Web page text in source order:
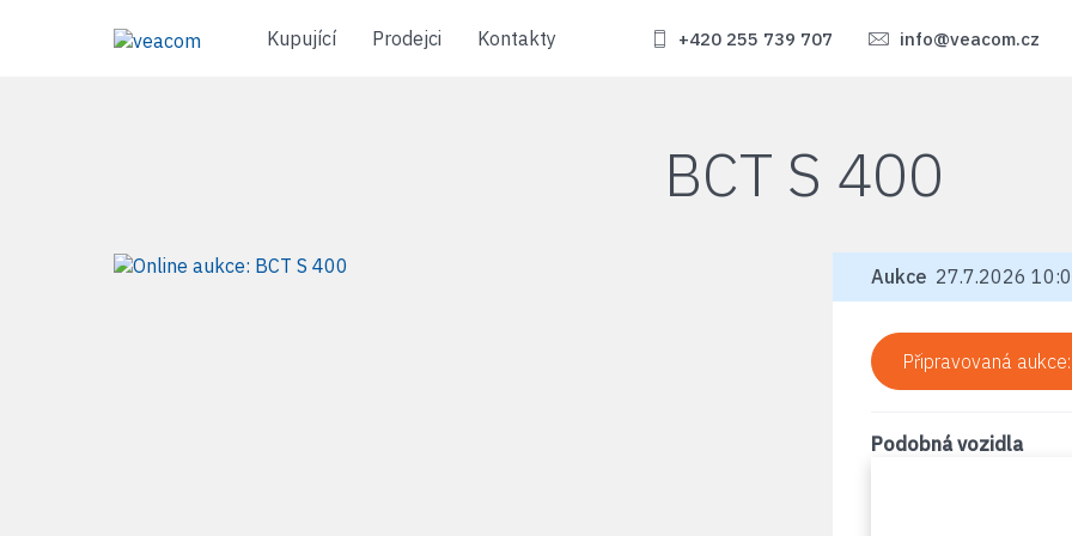
Kupující Prodejci Kontakty +420 255 739 707 info@veacom.cz
BCT S 400
Aukce 27.7.2026
Připravovaná aukce:
Podobná vozidla